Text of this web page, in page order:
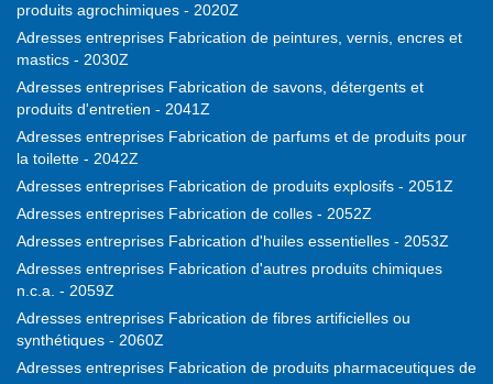
produits agrochimiques - 2020Z
Adresses entreprises Fabrication de peintures, vernis, encres et
mastics - 2030Z
Adresses entreprises Fabrication de savons, détergents et
produits d'entretien - 2041Z
Adresses entreprises Fabrication de parfums et de produits pour
la toilette - 2042Z
Adresses entreprises Fabrication de produits explosifs - 2051Z
Adresses entreprises Fabrication de colles - 2052Z
Adresses entreprises Fabrication d'huiles essentielles - 2053Z
Adresses entreprises Fabrication d'autres produits chimiques
n.c.a. - 2059Z
Adresses entreprises Fabrication de fibres artificielles ou
synthétiques - 2060Z
Adresses entreprises Fabrication de produits pharmaceutiques de